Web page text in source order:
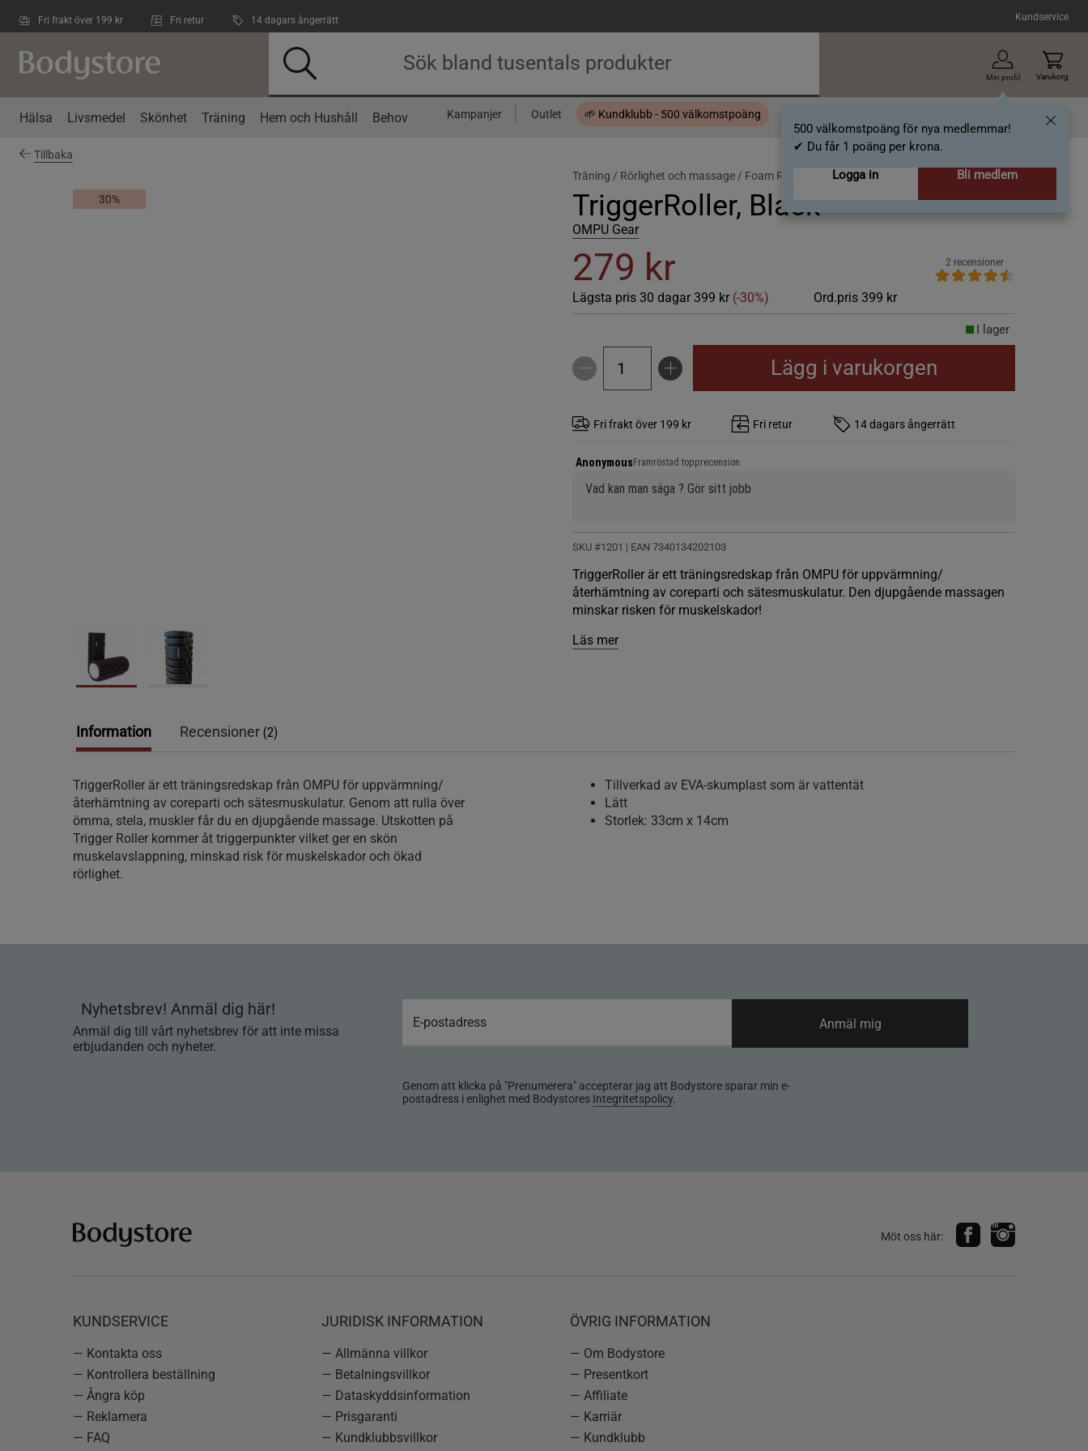
Fri frakt över 199 kr Fri retur 14 dagars ångerrätt Kundservice
Min profil
500 välkomstpoäng för nya medlemmar!
✔ Du får 1 poäng per krona.
Logga in
Bli medlem
Varukorg
Hälsa Livsmedel Skönhet Träning Hem och Hushåll Behov Kampanjer Outlet 🌱 Kundklubb - 500 välkomstpoäng
Tillbaka
30%
Träning / Rörlighet och massage / Foam Roller
TriggerRoller, Black
OMPU Gear
279 kr
Lägsta pris 30 dagar 399 kr (-30%) Ord.pris 399 kr
2 recensioner
I lager
Lägg i varukorgen
Fri frakt över 199 kr Fri retur 14 dagars ångerrätt
Anonymous Framröstad topprecension
Vad kan man säga ? Gör sitt jobb
SKU #1201 | EAN 7340134202103
TriggerRoller är ett träningsredskap från OMPU för uppvärmning/
återhämtning av coreparti och sätesmuskulatur. Den djupgående massagen
minskar risken för muskelskador!
Läs mer
Information Recensioner (2)
TriggerRoller är ett träningsredskap från OMPU för uppvärmning/
återhämtning av coreparti och sätesmuskulatur. Genom att rulla över
ömma, stela, muskler får du en djupgående massage. Utskotten på
Trigger Roller kommer åt triggerpunkter vilket ger en skön
muskelavslappning, minskad risk för muskelskador och ökad
rörlighet.
Tillverkad av EVA-skumplast som är vattentät
Lätt
Storlek: 33cm x 14cm
Nyhetsbrev! Anmäl dig här!
Anmäl dig till vårt nyhetsbrev för att inte missa
erbjudanden och nyheter.
Genom att klicka på "Prenumerera" accepterar jag att Bodystore sparar min e-
postadress i enlighet med Bodystores Integritetspolicy.
Anmäl mig
Möt oss här:
KUNDSERVICE
— Kontakta oss
— Kontrollera beställning
— Ångra köp
— Reklamera
— FAQ
JURIDISK INFORMATION
— Allmänna villkor
— Betalningsvillkor
— Dataskyddsinformation
— Prisgaranti
— Kundklubbsvillkor
ÖVRIG INFORMATION
— Om Bodystore
— Presentkort
— Affiliate
— Karriär
— Kundklubb